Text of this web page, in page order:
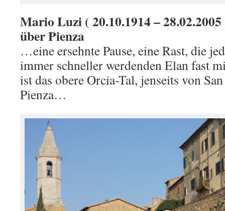
Mario Luzi ( 20.10.1914 –
über Pienza
…eine ersehnte Pause, eine Rast, die
immer schneller werdenden Elan fast
ist das obere Orcia-Tal, jenseits von
Pienza…